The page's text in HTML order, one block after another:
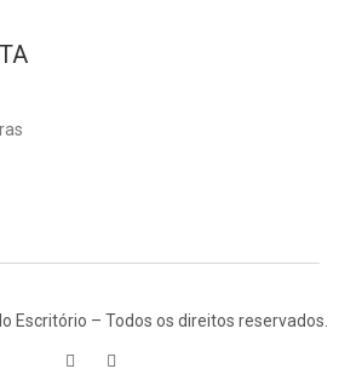
Escritório – Todos os direitos reservados.